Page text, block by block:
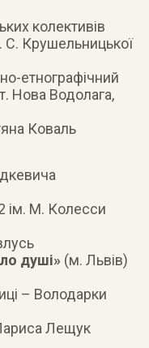
колективів
Крушельницької
етнографічний
Нова Водолага,
Коваль
М. Колесси
душі» (м. Львів)
– Володарки
Лещук